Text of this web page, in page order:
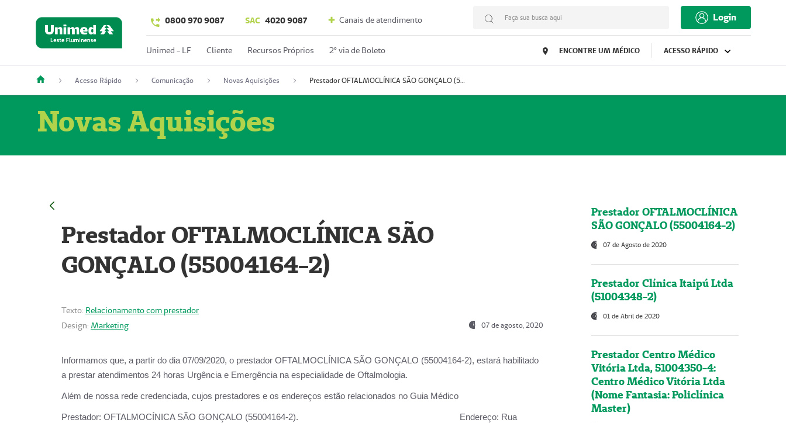
0800 970 9087 SAC 4020 9087 Canais de atendimento Faça sua busca aqui Login
Unimed - LF Cliente Recursos Próprios 2º via de Boleto ENCONTRE UM MÉDICO ACESSO RÁPIDO
Acesso Rápido Comunicação Novas Aquisições Prestador OFTALMOCLÍNICA SÃO GONÇALO (55004164-2)
Novas Aquisições
Prestador OFTALMOCLÍNICA SÃO
GONÇALO (55004164-2)
Texto: Relacionamento com prestador
Design: Marketing 07 de agosto, 2020
Informamos que, a partir do dia 07/09/2020, o prestador OFTALMOCLÍNICA SÃO GONÇALO (55004164-2), estará habilitado
a prestar atendimentos 24 horas Urgência e Emergência na especialidade de Oftalmologia.
Além de nossa rede credenciada, cujos prestadores e os endereços estão relacionados no Guia Médico
Prestador: OFTALMOCÍNICA SÃO GONÇALO (55004164-2). Endereço: Rua
Prestador OFTALMOCLÍNICA
SÃO GONÇALO (55004164-2)
07 de Agosto de 2020
Prestador Clínica Itaipú Ltda
(51004348-2)
01 de Abril de 2020
Prestador Centro Médico
Vitória Ltda, 51004350-4:
Centro Médico Vitória Ltda
(Nome Fantasia: Policlínica
Master)